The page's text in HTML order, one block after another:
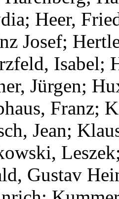
Heer,
Josef;
Isabel;
Jürgen;
Franz;
Jean;
Gustav